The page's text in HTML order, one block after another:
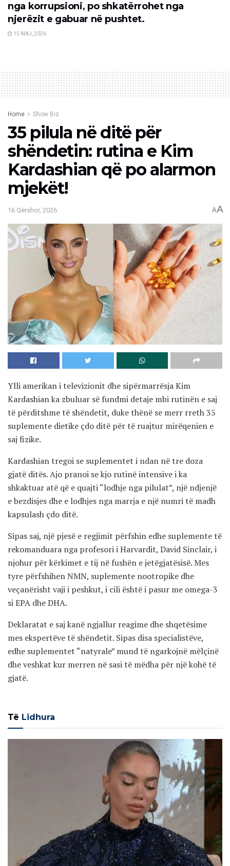
nga korrupsioni, po shkatërrohet nga
njerëzit e gabuar në pushtet.
15 MAJ, 2026
Home Show Biz
35 pilula në ditë për
shëndetin: rutina e Kim
Kardashian që po alarmon
mjekët!
16 Qershor, 2026 AA
Ylli amerikan i televizionit dhe sipërmarrësja Kim
Kardashian ka zbuluar së fundmi detaje mbi rutinën e saj
të përditshme të shëndetit, duke thënë se merr rreth 35
suplemente dietike çdo ditë për të ruajtur mirëqenien e
saj fizike.
Kardashian tregoi se suplementet i ndan në tre doza
gjatë ditës. Ajo pranoi se kjo rutinë intensive i ka
shkaktuar atë që e quajti “lodhje nga pilulat”, një ndjenjë
e bezdisjes dhe e lodhjes nga marrja e një numri të madh
kapsulash çdo ditë.
Sipas saj, një pjesë e regjimit përfshin edhe suplemente të
rekomanduara nga profesori i Harvardit, David Sinclair, i
njohur për kërkimet e tij në fushën e jetëgjatësisë. Mes
tyre përfshihen NMN, suplemente nootropike dhe
veçanërisht vaji i peshkut, i cili është i pasur me omega-3
si EPA dhe DHA.
Deklaratat e saj kanë ngjallur reagime dhe shqetësime
mes ekspertëve të shëndetit. Sipas disa specialistëve,
edhe suplementet “natyrale” mund të ngarkojnë mëlçinë
dhe veshkat kur merren në sasi të mëdha për një kohë të
gjatë.
Të Lidhura